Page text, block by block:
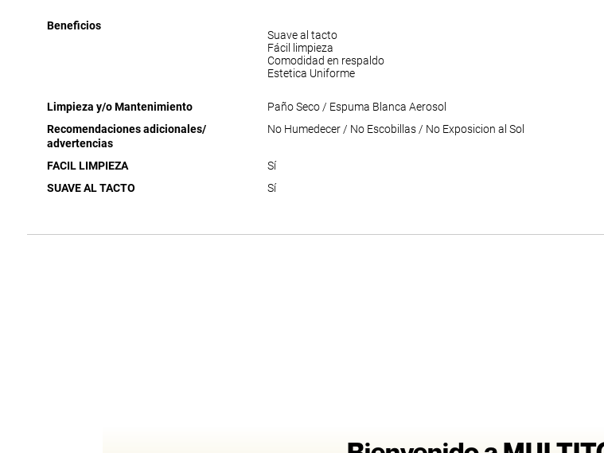
Beneficios
Suave al tacto
Fácil limpieza
Comodidad en respaldo
Estetica Uniforme
Limpieza y/o Mantenimiento
Paño Seco / Espuma Blanca Aerosol
Recomendaciones adicionales/
advertencias
No Humedecer / No Escobillas / No Exposicion al Sol
FACIL LIMPIEZA
Sí
SUAVE AL TACTO
Sí